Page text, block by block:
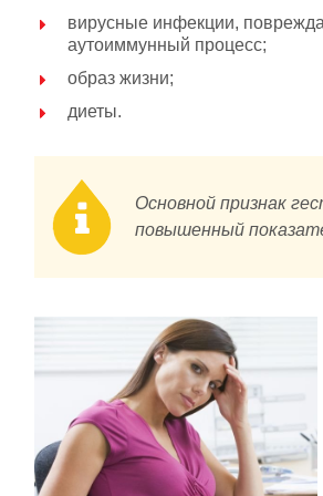
вирусные инфекции,
аутоиммунный процесс;
образ жизни;
диеты.
Основной признак
повышенный